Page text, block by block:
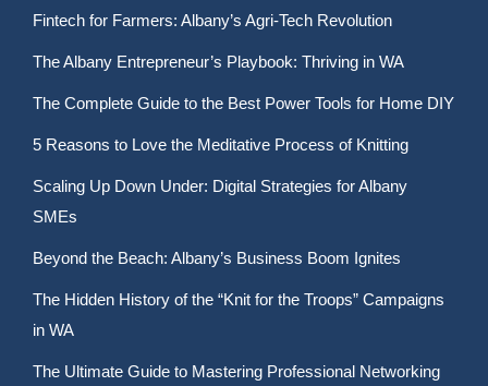
Fintech for Farmers: Albany’s Agri-Tech Revolution
The Albany Entrepreneur’s Playbook: Thriving in WA
The Complete Guide to the Best Power Tools for Home DIY
5 Reasons to Love the Meditative Process of Knitting
Scaling Up Down Under: Digital Strategies for Albany
SMEs
Beyond the Beach: Albany’s Business Boom Ignites
The Hidden History of the “Knit for the Troops” Campaigns
in WA
The Ultimate Guide to Mastering Professional Networking